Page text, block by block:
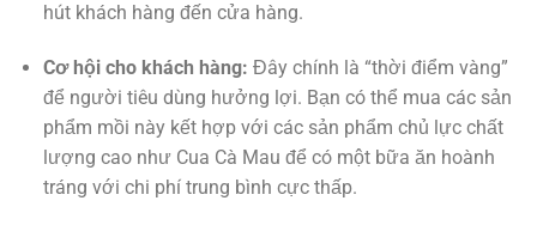
hút khách hàng đến cửa hàng.
Cơ hội cho khách hàng: Đây chính là “thời điểm vàng”
để người tiêu dùng hưởng lợi. Bạn có thể mua các sản
phẩm mồi này kết hợp với các sản phẩm chủ lực chất
lượng cao như Cua Cà Mau để có một bữa ăn hoành
tráng với chi phí trung bình cực thấp.